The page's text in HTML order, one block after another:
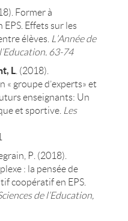
Former à
Effets sur les
élèves. L’Année de
63-74
L. (2018).
« groupe d’experts» et
enseignants: Un
et sportive. Les
P. (2018).
: la pensée de
coopératif en EPS.
de l’Education,